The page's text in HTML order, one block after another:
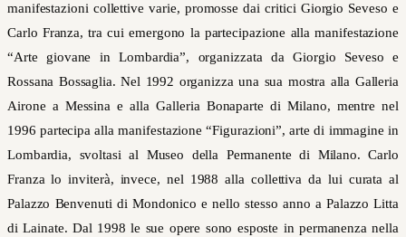
manifestazioni collettive varie, promosse dai critici Giorgio Seveso e
Carlo Franza, tra cui emergono la partecipazione alla manifestazione
“Arte giovane in Lombardia”, organizzata da Giorgio Seveso e
Rossana Bossaglia. Nel 1992 organizza una sua mostra alla Galleria
Airone a Messina e alla Galleria Bonaparte di Milano, mentre nel
1996 partecipa alla manifestazione “Figurazioni”, arte di immagine in
Lombardia, svoltasi al Museo della Permanente di Milano. Carlo
Franza lo inviterà, invece, nel 1988 alla collettiva da lui curata al
Palazzo Benvenuti di Mondonico e nello stesso anno a Palazzo Litta
di Lainate. Dal 1998 le sue opere sono esposte in permanenza nella